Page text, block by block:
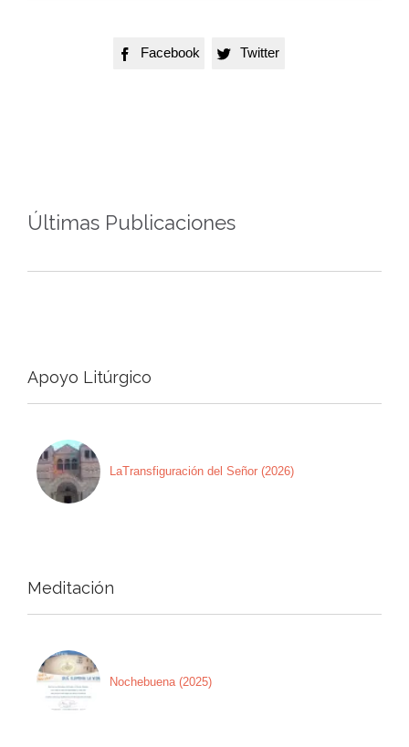
 Facebook  Twitter
Últimas Publicaciones
Apoyo Litúrgico
LaTransfiguración del Señor (2026)
Meditación
Nochebuena (2025)